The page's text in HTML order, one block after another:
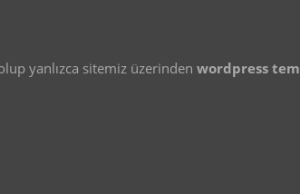
yanlızca sitemiz üzerinden wordpress